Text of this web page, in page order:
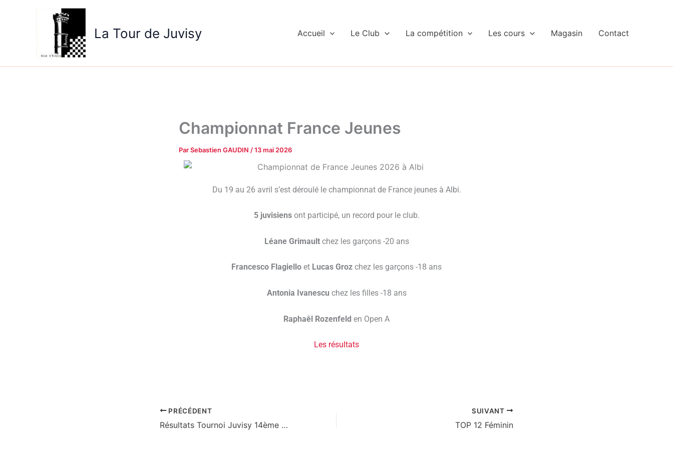
La Tour de Juvisy Accueil Le Club La compétition Les cours Magasin Contact
Championnat France Jeunes
ParSebastien GAUDIN /13 mai 2026
Du 19 au 26 avril s’est déroulé le championnat de France jeunes à Albi.
5 juvisiensont participé, un record pour le club.
Léane Grimaultchez les garçons -20 ans
Francesco Flagiello et Lucas Groz chez les garçons -18 ans
Antonia Ivanescu chez les filles -18 ans
Raphaêl Rozenfeld en Open A
Les résultats
PRÉCÉDENT
Résultats Tournoi Juvisy 14ème Édition
SUIVANT
TOP 12 Féminin